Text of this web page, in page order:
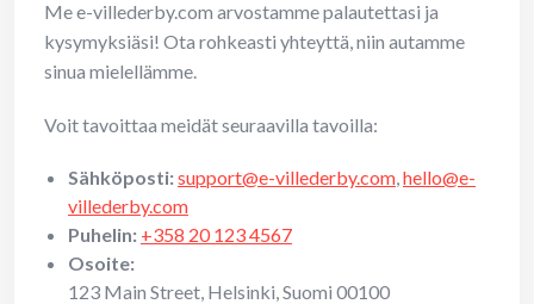
Me e-villederby.com arvostamme palautettasi ja
kysymyksiäsi! Ota rohkeasti yhteyttä, niin autamme
sinua mielellämme.
Voit tavoittaa meidät seuraavilla tavoilla:
Sähköposti:support@e-villederby.com,hello@e-
villederby.com
Puhelin: +358 20 123 4567
Osoite:
123 Main Street, Helsinki, Suomi 00100